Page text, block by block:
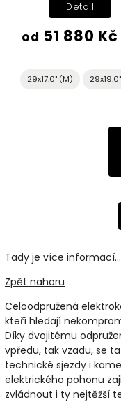
od 51 880 Kč
Detail
29x17.0" (M)
Tady je více informací...
Zpět nahoru
Celoodpružená
kteří hledají
Díky dvojitému
vpředu, tak vzadu, se
technické sjezdy i
elektrického pohonu
zvládnout i ty nejtěžší